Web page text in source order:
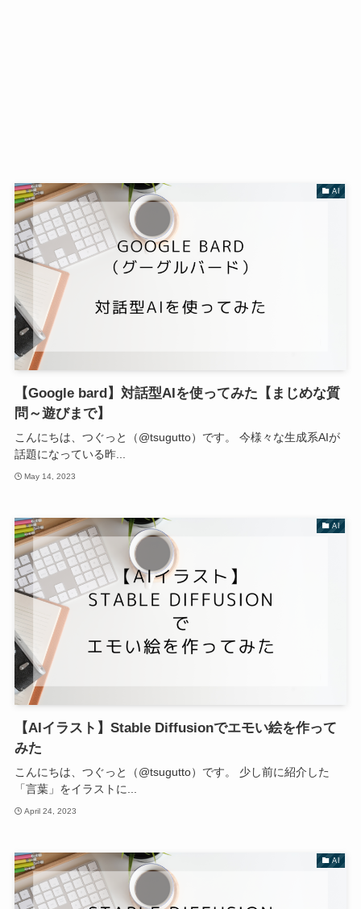
AI
【Google bard】対話型AIを使ってみた【まじめな質
問～遊びまで】
こんにちは、つぐっと（@tsugutto）です。 今様々な生成系AIが
話題になっている昨...
May 14, 2023
AI
【AIイラスト】Stable Diffusionでエモい絵を作って
みた
こんにちは、つぐっと（@tsugutto）です。 少し前に紹介した
「言葉」をイラストに...
April 24, 2023
AI